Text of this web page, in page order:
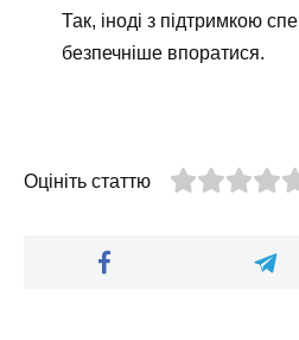
Так, іноді з підтримкою
безпечніше впоратися.
Оцініть статтю